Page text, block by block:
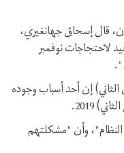
قال إسحاق جهانغيري،
لاحتجاجات نوفمبر
30 يناير (كانون الثاني) إن أحد أسباب وجوده
2019.
وأن "مشكلتهم